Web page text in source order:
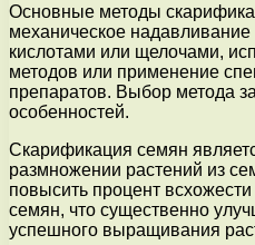
Основные методы
механическое
кислотами или щелочами,
методов или применение
препаратов. Выбор метода
особенностей.
Скарификация семян
размножении растений из
повысить процент
семян, что существенно
успешного выращивания